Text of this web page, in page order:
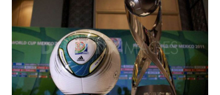
SAINS-TEKNO
KESEHATAN
INTERNASIONAL
SERBA-SERBI